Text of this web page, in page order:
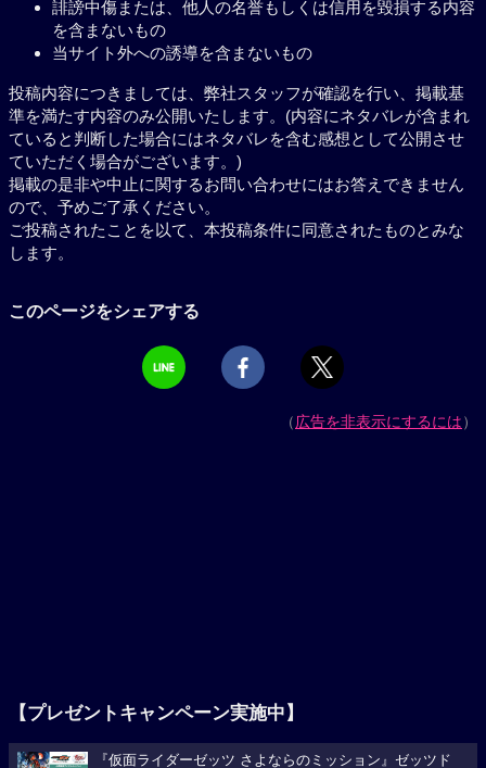
誹謗中傷または、他人の名誉もしくは信用を毀損する内容
を含まないもの
当サイト外への誘導を含まないもの
投稿内容につきましては、弊社スタッフが確認を行い、掲載基
準を満たす内容のみ公開いたします。(内容にネタバレが含まれ
ていると判断した場合にはネタバレを含む感想として公開させ
ていただく場合がございます。)
掲載の是非や中止に関するお問い合わせにはお答えできません
ので、予めご了承ください。
ご投稿されたことを以て、本投稿条件に同意されたものとみな
します。
このページをシェアする
（広告を非表示にするには）
【プレゼントキャンペーン実施中】
『仮面ライダーゼッツ さよならのミッション』ゼッツド